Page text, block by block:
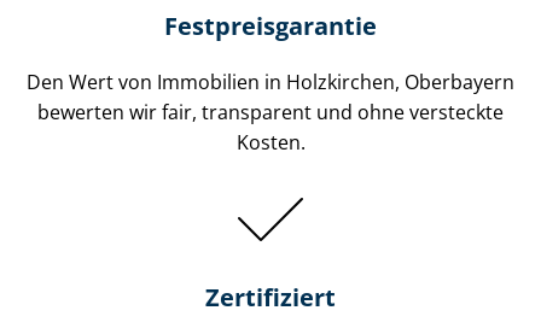
Festpreis​garantie
Den Wert von Immobilien in Holzkirchen, Oberbayern
bewerten wir fair, transparent und ohne versteckte
Kosten.
Zertifiziert